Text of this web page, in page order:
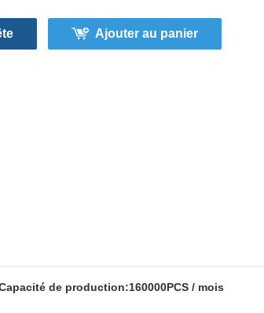
Ajouter au panier
de production:160000PCS / mois